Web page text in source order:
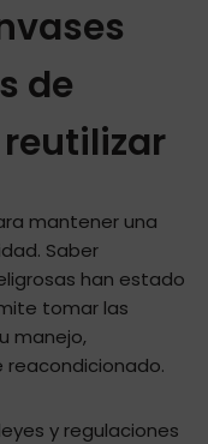
de
mantener una
Saber
han estado
tomar las
manejo,
y regulaciones